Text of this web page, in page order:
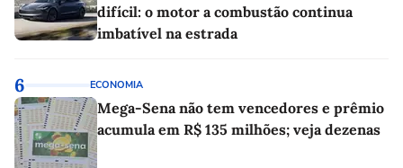
difícil: o motor a combustão continua
imbatível na estrada
6 ECONOMIA
Mega-Sena não tem vencedores e prêmio
acumula em R$ 135 milhões; veja dezenas